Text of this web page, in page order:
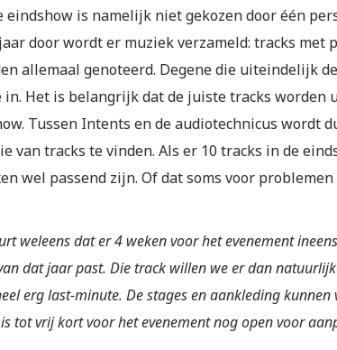
eindshow is namelijk niet gekozen door één
door wordt er muziek verzameld: tracks met
allemaal genoteerd. Degene die uiteindelijk
in. Het is belangrijk dat de juiste tracks
Tussen Intents en de audiotechnicus wordt
van tracks te vinden. Als er 10 tracks in de
wel passend zijn. Of dat soms voor problemen
weleens dat er 4 weken voor het evenement
dat jaar past. Die track willen we er dan
erg last-minute. De stages en aankleding
tot vrij kort voor het evenement nog open voor